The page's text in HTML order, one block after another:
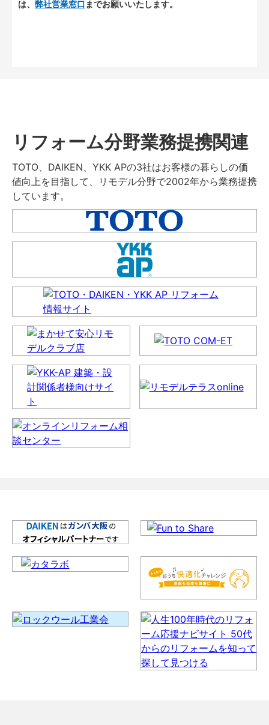
は、 弊社営業窓口 までお願いいたします。
リフォーム分野業務提携関連
TOTO、DAIKEN、YKK APの3社はお客様の暮らしの価
値向上を目指して、リモデル分野で2002年から業務提携
しています。